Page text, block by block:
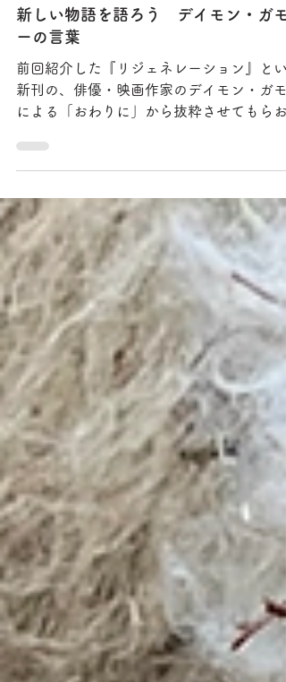
信一 辻
2022年4月22日
新しい物語を語ろう デイモン・ガモ
ーの言葉
前回紹介した『リジェネレーション』とい
新刊の、俳優・映画作家のデイモン・ガモ
による「おわりに」から抜粋させてもらお
う。ただし、一点だけ、最後に出てくる「
物界に急進的な共感を持った」という文の
「急進的な」は、ぼくが勝手に、「ラジカ
な」とさせてもらった。根源的という意味